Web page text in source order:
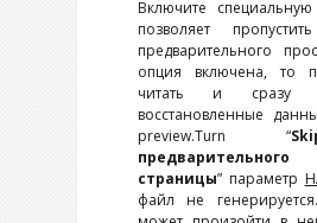
Включите
позволяет
предварительного
опция включена, то
читать и сразу
восстановленные
preview.Turn “
страницы” параметр
файл не